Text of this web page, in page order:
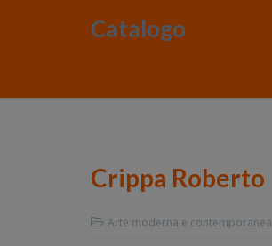
Catalogo
Crippa Roberto
Arte moderna e contemporanea